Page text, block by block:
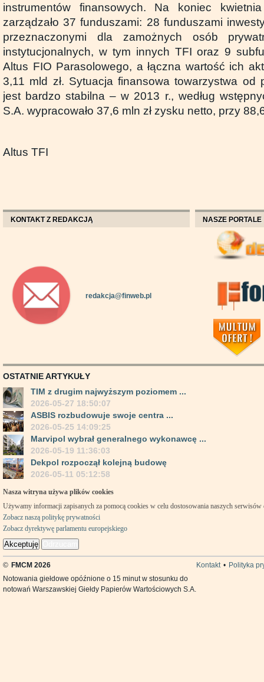
instrumentów finansowych. Na koniec
zarządzało 37 funduszami: 28 funduszami
przeznaczonymi dla zamożnych osób
instytucjonalnych, w tym innych TFI oraz 9
Altus FIO Parasolowego, a łączna wartość ich
3,11 mld zł. Sytuacja finansowa towarzystwa od
jest bardzo stabilna – w 2013 r., według
S.A. wypracowało 37,6 mln zł zysku netto, przy
Altus TFI
KONTAKT Z REDAKCJĄ
redakcja@finweb.pl
NASZE PORTALE
OSTATNIE ARTYKUŁY
TIM z drugim najwyższym poziomem ...
2026-05-27 18:50:07
ASBIS rozbudowuje swoje centra ...
2026-05-25 14:09:25
Marvipol wybrał generalnego wykonawcę ...
2026-05-19 11:36:03
Dekpol rozpoczął kolejną budowę
2026-05-11 05:12:58
Nasza witryna używa plików cookies
Używamy informacji zapisanych za pomocą cookies w celu dostosowania naszych
Zobacz naszą politykę prywatności
Zobacz dyrektywę parlamentu europejskiego
Akceptuję
© FMCM 2026 Kontakt • Polityka
Notowania giełdowe opóźnione o 15 minut w stosunku do
notowań Warszawskiej Giełdy Papierów Wartościowych S.A.